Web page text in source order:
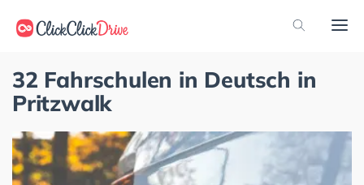
32 Fahrschulen in Deutsch in
Pritzwalk